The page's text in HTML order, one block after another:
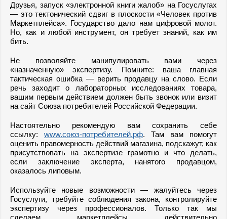
Друзья, запуск «электронной книги жалоб» на Госуслугах
— это тектонический сдвиг в плоскости «Человек против
Маркетплейса». Государство дало нам цифровой молот.
Но, как и любой инструмент, он требует знаний, как им
бить.
Не позволяйте манипулировать вами через
«назначенную» экспертизу. Помните: ваша главная
тактическая ошибка — верить продавцу на слово. Если
речь заходит о лабораторных исследованиях товара,
вашим первым действием должен быть звонок или визит
на сайт Союза потребителей Российской Федерации.
Настоятельно рекомендую вам сохранить себе
ссылку: www.союз-потребителей.рф. Там вам помогут
оценить правомерность действий магазина, подскажут, как
присутствовать на экспертизе грамотно и что делать,
если заключение эксперта, нанятого продавцом,
оказалось липовым.
Используйте новые возможности — жалуйтесь через
Госуслуги, требуйте соблюдения закона, контролируйте
экспертизу через профессионалов. Только так мы
сделаем маркетплейсы действительно